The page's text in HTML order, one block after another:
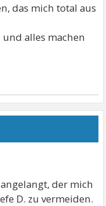
das mich total aus
alles machen
der mich
D. zu vermeiden.